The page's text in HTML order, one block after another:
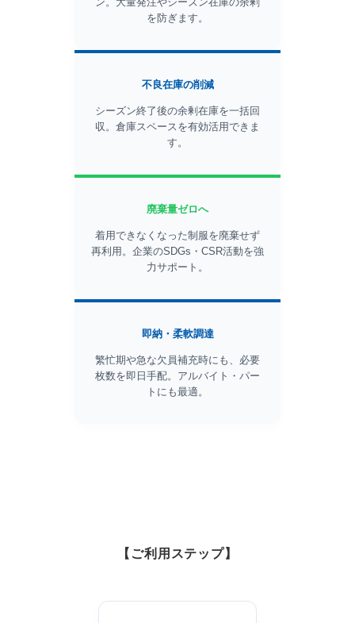
を防ぎます。
不良在庫の削減
シーズン終了後の余剰在庫を一括回
収。倉庫スペースを有効活用できま
す。
廃棄量ゼロへ
着用できなくなった制服を廃棄せず
再利用。企業のSDGs・CSR活動を強
力サポート。
即納・柔軟調達
繁忙期や急な欠員補充時にも、必要
枚数を即日手配。アルバイト・パー
トにも最適。
【ご利用ステップ】